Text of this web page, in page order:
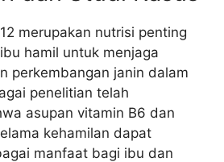
merupakan nutrisi penting
hamil untuk menjaga
perkembangan janin dalam
penelitian telah
asupan vitamin B6 dan
kehamilan dapat
manfaat bagi ibu dan